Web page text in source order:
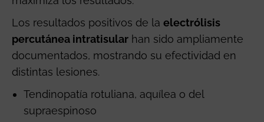
Los resultados positivos de la electrólisis
percutánea intratisular han sido ampliamente
documentados, mostrando su efectividad en
distintas lesiones.
Tendinopatía rotuliana, aquílea o del
supraespinoso